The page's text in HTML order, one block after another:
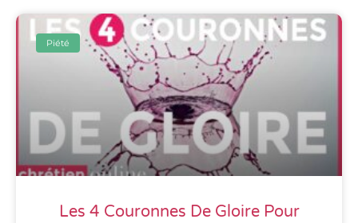
Piété
Les 4 Couronnes De Gloire Pour